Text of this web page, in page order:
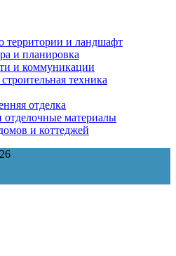
территории и ландшафт
и планировка
и коммуникации
техника
отделка
отделочные материалы
и коттеджей